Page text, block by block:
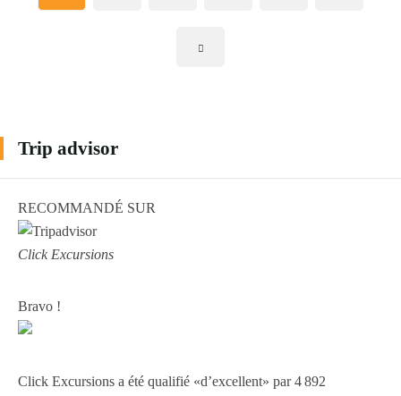
Trip advisor
RECOMMANDÉ SUR
Click Excursions
Bravo !
Click Excursions a été qualifié «d’excellent» par 4 892